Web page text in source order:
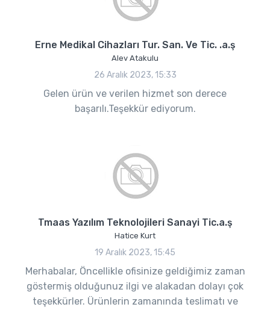
Erne Medikal Cihazları Tur. San. Ve Tic. .a.ş
Alev Atakulu
26 Aralık 2023, 15:33
Gelen ürün ve verilen hizmet son derece
başarılı.Teşekkür ediyorum.
Tmaas Yazılım Teknolojileri Sanayi Tic.a.ş
Hatice Kurt
19 Aralık 2023, 15:45
Merhabalar, Öncellikle ofisinize geldiğimiz zaman
göstermiş olduğunuz ilgi ve alakadan dolayı çok
teşekkürler. Ürünlerin zamanında teslimatı ve